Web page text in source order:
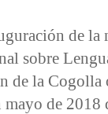
de la
sobre
de la Cogolla
de 2018